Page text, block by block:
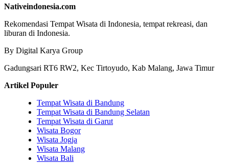
Nativeindonesia.com
Rekomendasi Tempat Wisata di Indonesia, tempat rekreasi, dan
liburan di Indonesia.
By Digital Karya Group
Gadungsari RT6 RW2, Kec Tirtoyudo, Kab Malang, Jawa Timur
Artikel Populer
Tempat Wisata di Bandung
Tempat Wisata di Bandung Selatan
Tempat Wisata di Garut
Wisata Bogor
Wisata Jogja
Wisata Malang
Wisata Bali